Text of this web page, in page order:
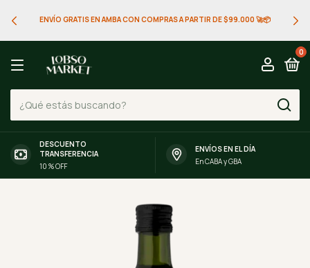
ENVÍO GRATIS EN AMBA CON COMPRAS A PARTIR DE $99.000 🚀📦
0
DESCUENTO
TRANSFERENCIA
10 % OFF
ENVÍOS EN EL DÍA
En CABA y GBA